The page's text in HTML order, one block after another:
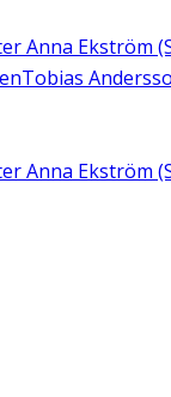
Anna Ekström
Tobias
Anna Ekström